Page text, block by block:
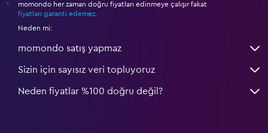
*
momondo her zaman doğru fiyatları edinmeye çalışır fakat
fiyatları garanti edemez.
Neden mi:
momondo satış yapmaz
Sizin için sayısız veri topluyoruz
Neden fiyatlar %100 doğru değil?